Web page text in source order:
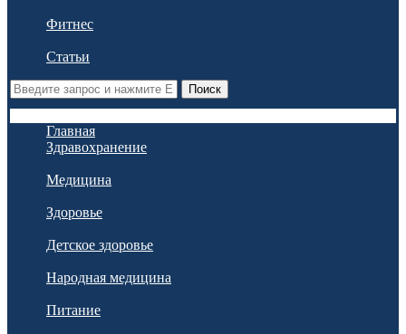
Фитнес
Статьи
Поиск
Главная
Здравохранение
Медицина
Здоровье
Детское здоровье
Народная медицина
Питание